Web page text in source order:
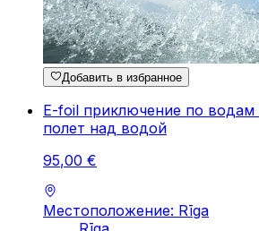
Добавить в избранное
E-foil приключение по водам
полет над водой
95,00 €
Местоположение: Rīga